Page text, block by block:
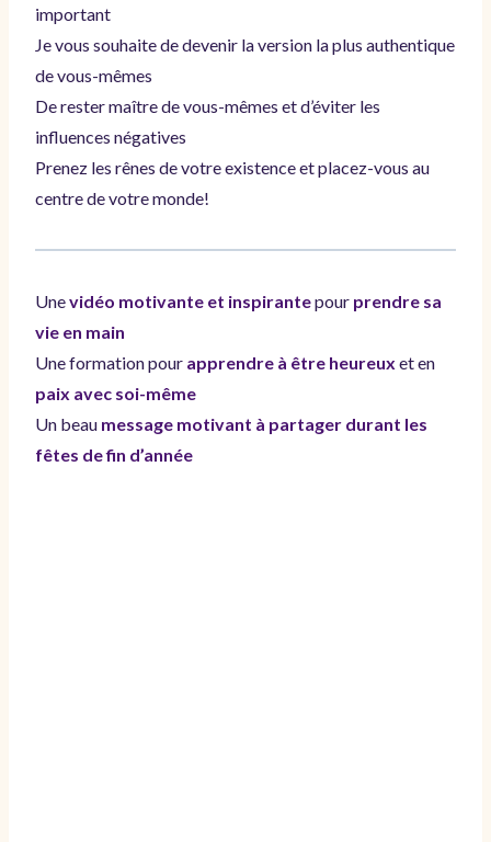
important
Je vous souhaite de devenir la version la plus authentique
de vous-mêmes
De rester maître de vous-mêmes et d’éviter les
influences négatives
Prenez les rênes de votre existence et placez-vous au
centre de votre monde!
Unevidéo motivante et inspirantepour prendre sa
vie en main
Une formation pour apprendre à être heureux et en
paix avec soi-même
Un beau message motivant à partager durant les
fêtes de fin d’année